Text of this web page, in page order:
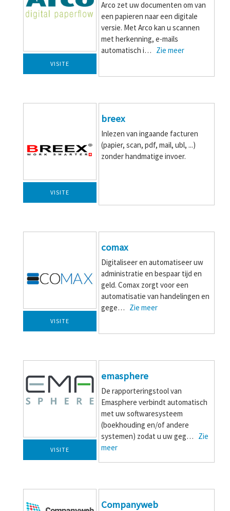
VISITE
Arco zet uw documenten om van
een papieren naar een digitale
versie. Met Arco kan u scannen
met herkenning, e-mails
automatisch i… Zie meer
VISITE
breex
Inlezen van ingaande facturen
(papier, scan, pdf, mail, ubl, ...)
zonder handmatige invoer.
VISITE
comax
Digitaliseer en automatiseer uw
administratie en bespaar tijd en
geld. Comax zorgt voor een
automatisatie van handelingen en
gege… Zie meer
VISITE
emasphere
De rapporteringstool van
Emasphere verbindt automatisch
met uw softwaresysteem
(boekhouding en/of andere
systemen) zodat u uw geg… Zie
meer
Companyweb